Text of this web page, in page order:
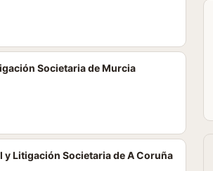
Societaria de Murcia
Litigación Societaria de A Coruña